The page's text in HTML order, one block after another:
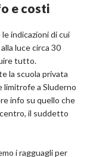
e costi
indicazioni di cui
luce circa 30
tutto.
la scuola privata
limitrofe a Sluderno
info su quello che
il suddetto
i ragguagli per